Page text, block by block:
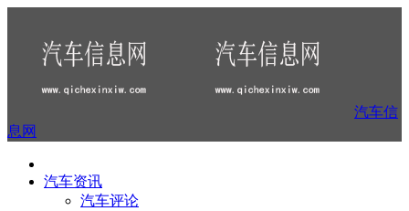
汽车信
息网
汽车资讯
汽车评论